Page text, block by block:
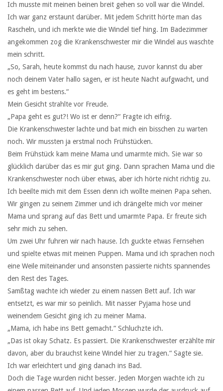
Ich musste mit meinen beinen breit gehen so voll war die Windel.
Ich war ganz erstaunt darüber. Mit jedem Schritt hörte man das
Rascheln, und ich merkte wie die Windel tief hing. Im Badezimmer
angekommen zog die Krankenschwester mir die Windel aus waschte
mein schritt.
„So, Sarah, heute kommst du nach hause, zuvor kannst du aber
noch deinem Vater hallo sagen, er ist heute Nacht aufgwacht, und
es geht im bestens.“
Mein Gesicht strahlte vor Freude.
„Papa geht es gut?! Wo ist er denn?“ Fragte ich eifrig.
Die Krankenschwester lachte und bat mich ein bisschen zu warten
noch. Wir mussten ja erstmal noch Frühstücken.
Beim Frühstück kam meine Mama und umarmte mich. Sie war so
glücklich darüber das es mir gut ging. Dann sprachen Mama und die
Krankenschwester noch über etwas, aber ich hörte nicht richtig zu.
Ich beeilte mich mit dem Essen denn ich wollte meinen Papa sehen.
Wir gingen zu seinem Zimmer und ich drängelte mich vor meiner
Mama und sprang auf das Bett und umarmte Papa. Er freute sich
sehr mich zu sehen.
Um zwei Uhr fuhren wir nach hause. Ich guckte etwas Fernsehen
und spielte etwas mit meinen Puppen. Mama und ich sprachen noch
eine Weile miteinander und ansonsten passierte nichts spannendes
den Rest des Tages.
Samßtag wachte ich wieder zu einem nassen Bett auf. Ich war
entsetzt, es war mir so peinlich. Mit nasser Pyjama hose und
weinendem Gesicht ging ich zu meiner Mama.
„Mama, ich habe ins Bett gemacht.“ Schluchzte ich.
„Das ist okay Schatz. Es passiert. Die Krankenschwester erzählte mir
davon, aber du brauchst keine Windel hier zu tragen.“ Sagte sie.
Ich war erleichtert und ging danach ins Bad.
Doch die Tage wurden nicht besser. Jeden Morgen wachte ich zu